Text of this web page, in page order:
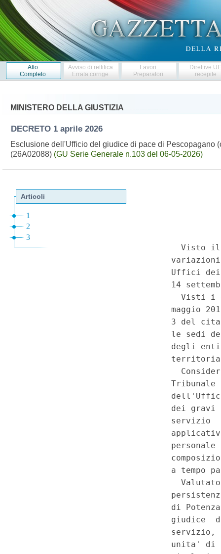
Atto
Completo
Avviso di rettifica
Errata corrige
Lavori
Preparatori
Direttive
recepite
MINISTERO DELLA GIUSTIZIA
DECRETO 1 aprile 2026
Esclusione dell'Ufficio del giudice di pace di Pescopagano
(26A02088) (GU Serie Generale n.103 del 06-05-2026)